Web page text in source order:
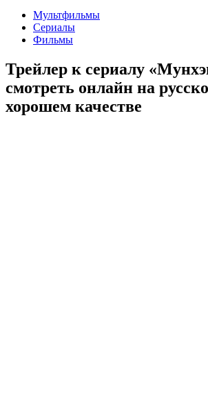
Мультфильмы
Сериалы
Фильмы
Трейлер к сериалу
cмотреть онлайн на
хорошем качестве